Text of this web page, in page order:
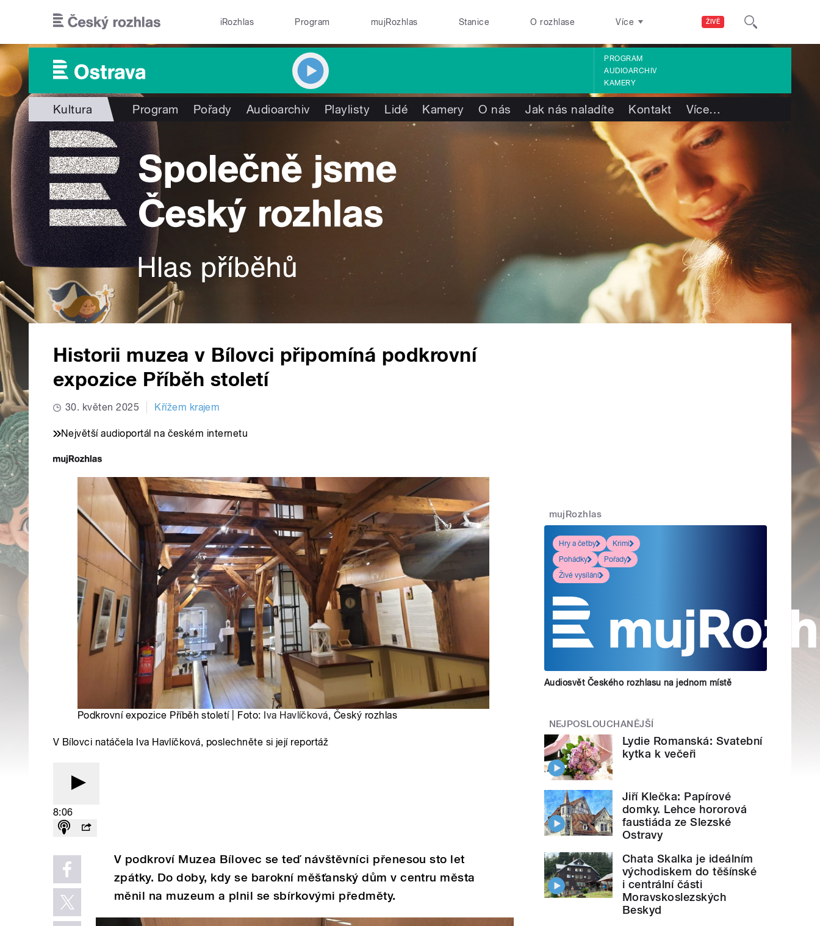
ŽIVĚ
iRozhlas Program mujRozhlas Stanice O rozhlase Více
PROGRAM
AUDIOARCHIV
KAMERY
Kultura Program Pořady Audioarchiv Playlisty Lidé Kamery O nás Jak nás naladíte Kontakt Více…
Historii muzea v Bílovci připomíná podkrovní
expozice Příběh století
30. květen 2025 Křížem krajem
Největší audioportál na českém internetu
Podkrovní expozice Příběh století | Foto: Iva Havlíčková, Český rozhlas
V Bílovci natáčela Iva Havlíčková, poslechněte si její reportáž
8:06
V podkroví Muzea Bílovec se teď návštěvníci přenesou sto let
zpátky. Do doby, kdy se barokní měšťanský dům v centru města
měnil na muzeum a plnil se sbírkovými předměty.
mujRozhlas
Hry a četby
Krimi
Pohádky
Pořady
Živé vysílání
Audiosvět Českého rozhlasu na jednom místě
NEJPOSLOUCHANĚJŠÍ
Lydie Romanská: Svatební
kytka k večeři
Jiří Klečka: Papírové
domky. Lehce hororová
faustiáda ze Slezské
Ostravy
Chata Skalka je ideálním
východiskem do těšínské
i centrální části
Moravskoslezských
Beskyd